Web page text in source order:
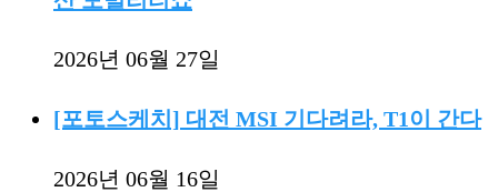
2026년 06월 27일
[포토스케치] 대전 MSI 기다려라, T1이 간다
2026년 06월 16일